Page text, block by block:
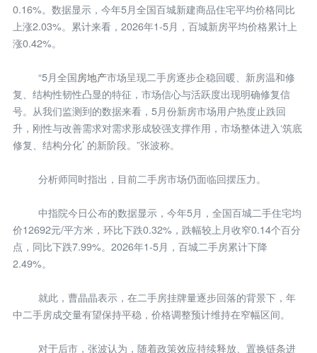
0.16%。数据显示，今年5月全国百城新建商品住宅平均价格同比
上涨2.03%。累计来看，2026年1-5月，百城新房平均价格累计上
涨0.42%。
“5月全国房地产市场呈现二手房逐步企稳回暖、新房温和修
复、结构性韧性凸显的特征，市场信心与活跃度出现明确修复信
号。从我们监测到的数据来看，5月份新房市场用户热度止跌回
升，刚性与改善需求对需求形成较强支撑作用，市场整体进入‘筑底
修复、结构分化’ 的新阶段。”张波称。
分析师同时指出，目前二手房市场仍面临回摆压力。
中指院今日公布的数据显示，今年5月，全国百城二手住宅均
价12692元/平方米，环比下跌0.32%，跌幅较上月收窄0.14个百分
点，同比下跌7.99%。2026年1-5月，百城二手房累计下降
2.49%。
就此，曹晶晶表示，在二手房挂牌量逐步回落的背景下，年
中二手房成交量有望保持平稳，价格调整预计维持在窄幅区间。
对于后市，张波认为，随着政策效应持续释放、置换链条进